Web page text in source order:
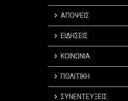
ΑΠΟΨΕΙΣ
ΕΙΔΗΣΕΙΣ
ΚΟΙΝΩΝΙΑ
ΠΟΛΙΤΙΚΗ
ΣΥΝΕΝΤΕΥΞΕΙΣ